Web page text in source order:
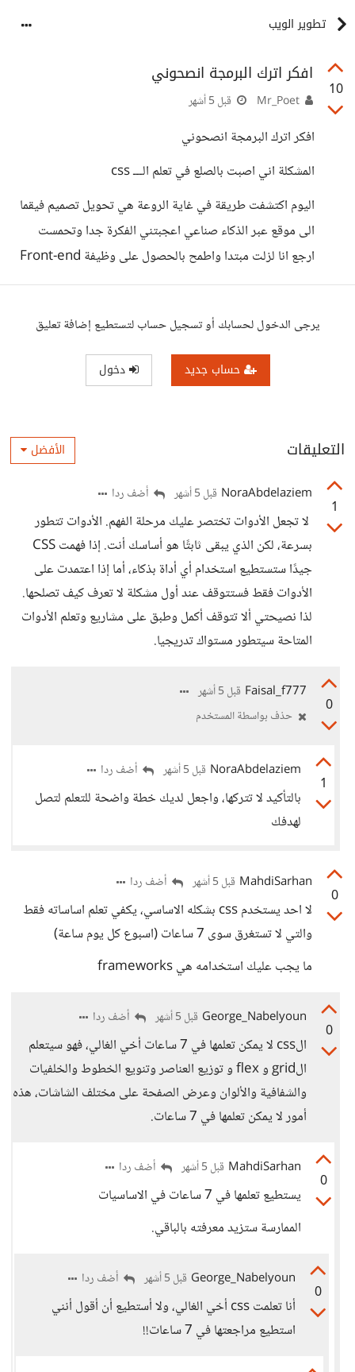
تطوير الويب
10
افكر اترك البرمجة انصحوني
قبل 5 أشهر
افكر اترك البرمجة انصحوني
المشكلة اني اصبت بالصلع في تعلم الـــ css
اليوم اكتشفت طريقة في غاية الروعة هي تحويل تصميم فيقما
الى موقع عبر الذكاء صناعي اعجبتني الفكرة جدا وتحمست
ارجع انا لزلت مبتدا واطمح بالحصول على وظيفة Front-end
يرجى الدخول لحسابك أو تسجيل حساب لتستطيع إضافة تعليق
حساب جديد دخول
التعليقات الأفضل
1
NoraAbdelaziem قبل 5 أشهر أضف ردا
لا تجعل الأدوات تختصر عليك مرحلة الفهم. الأدوات تتطور
بسرعة، لكن الذي يبقى ثابتًا هو أساسك أنت. إذا فهمت CSS
جيدًا ستستطيع استخدام أي أداة بذكاء، أما إذا اعتمدت على
الأدوات فقط فستتوقف عند أول مشكلة لا تعرف كيف تصلحها.
لذا نصيحتي ألا تتوقف أكمل وطبق على مشاريع وتعلم الأدوات
المتاحة سيتطور مستواك تدريجيا.
0
Faisal_f777 قبل 5 أشهر
حذف بواسطة المستخدم
1
NoraAbdelaziem قبل 5 أشهر أضف ردا
بالتأكيد لا تتركها، واجعل لديك خطة واضحة للتعلم لتصل
لهدفك
0
MahdiSarhan قبل 5 أشهر أضف ردا
لا احد يستخدم css بشكله الاساسي، يكفي تعلم اساساته فقط
والتي لا تستغرق سوى 7 ساعات (اسبوع كل يوم ساعة)
ما يجب عليك استخدامه هي frameworks
0
George_Nabelyoun قبل 5 أشهر أضف ردا
الcss لا يمكن تعلمها في 7 ساعات أخي الغالي، فهو سيتعلم
الgrid و flex و توزيع العناصر وتنويع الخطوط والخلفيات
والشفافية والألوان وعرض الصفحة على مختلف الشاشات، هذه
أمور لا يمكن تعلمها في 7 ساعات.
0
MahdiSarhan قبل 5 أشهر أضف ردا
يستطيع تعلمها في 7 ساعات في الاساسيات
الممارسة ستزيد معرفته بالباقي.
0
George_Nabelyoun قبل 5 أشهر أضف ردا
أنا تعلمت css أخي الغالي، ولا أستطيع أن أقول أنني
استطيع مراجعتها في 7 ساعات!!